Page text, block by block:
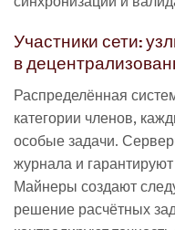
Участники сети:
в
Распределённая
категории членов,
особые задачи.
журнала и
Майнеры создают
решение расчётных